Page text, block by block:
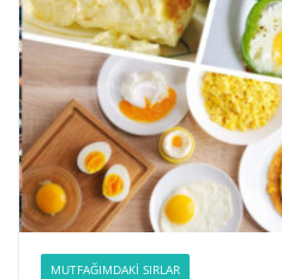
MUTFAĞIMDAKI SIRLAR